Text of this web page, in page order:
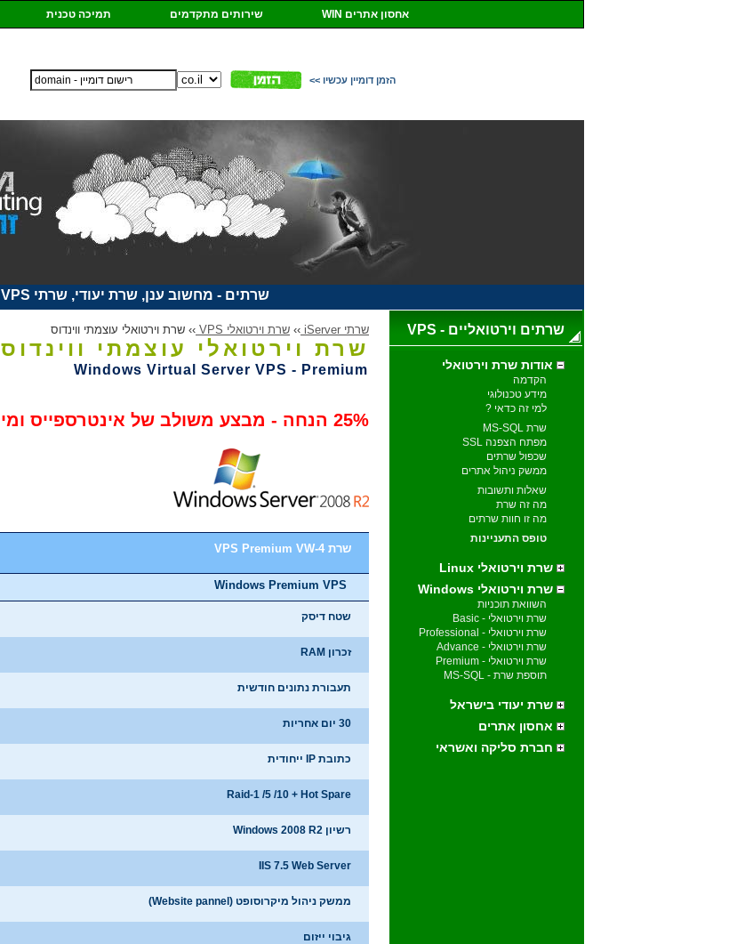
תמיכה טכנית שירותים מתקדמים אחסון אתרים WIN
<< הזמן דומיין עכשיו
שרתים - מחשוב ענן, שרת יעודי, שרתי VPS
שרתי iServer ›› שרת וירטואלי VPS ›› שרת וירטואלי עוצמתי ווינדוס
שרת וירטואלי עוצמתי ווינדוס
Windows Virtual Server VPS - Premium
25% הנחה - מבצע משולב של אינטרספייס ומיקרוסופט.
שרת VPS Premium VW-4
Windows Premium VPS
שטח דיסק
זכרון RAM
תעבורת נתונים חודשית
30 יום אחריות
כתובת IP ייחודית
Raid-1 /5 /10 + Hot Spare
רשיון Windows 2008 R2
IIS 7.5 Web Server
ממשק ניהול מיקרוסופט (Website pannel)
גיבוי ייזום
VPS - שרתים וירטואליים
הקדמה
מידע טכנולוגי
למי זה כדאי ?
שרת MS-SQL
מפתח הצפנה SSL
שכפול שרתים
ממשק ניהול אתרים
שאלות ותשובות
מה זה שרת
מה זו חוות שרתים
טופס התעניינות
שרת וירטואלי Linux
שרת וירטואלי Windows
השוואת תוכניות
שרת וירטואלי - Basic
שרת וירטואלי - Professional
שרת וירטואלי - Advance
שרת וירטואלי - Premium
תוספת שרת - MS-SQL
שרת יעודי בישראל